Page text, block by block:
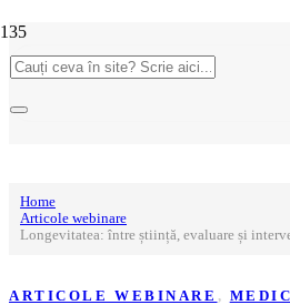
Home
Articole webinare
Longevitatea: între știință, evaluare și
ARTICOLE WEBINARE ,